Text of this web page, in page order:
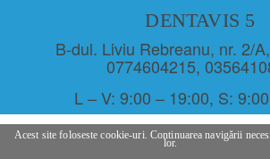
DENTAVIS 5
B-dul. Liviu Rebreanu, nr. 2/
0774604215,
L – V: 9:00 – 19:00, S:
Acest site foloseste cookie-uri. Continuarea navigării
lor.